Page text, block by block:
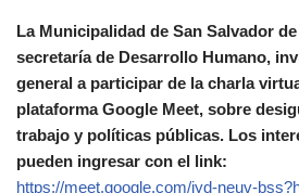
La Municipalidad de San Salvador
secretaría de Desarrollo Humano,
general a participar de la charla
plataforma Google Meet, sobre
trabajo y políticas públicas. Los
pueden ingresar con el link:
https://meet.google.com/jyd-neuv-